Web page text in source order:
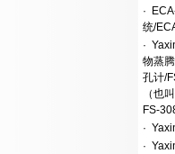
·
统/
·
物蒸
孔计/
（也
FS-
·
·